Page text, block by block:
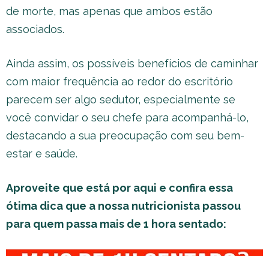
de morte, mas apenas que ambos estão
associados.
Ainda assim, os possíveis benefícios de caminhar
com maior frequência ao redor do escritório
parecem ser algo sedutor, especialmente se
você convidar o seu chefe para acompanhá-lo,
destacando a sua preocupação com seu bem-
estar e saúde.
Aproveite que está por aqui e confira essa
ótima dica que a nossa nutricionista passou
para quem passa mais de 1 hora sentado: